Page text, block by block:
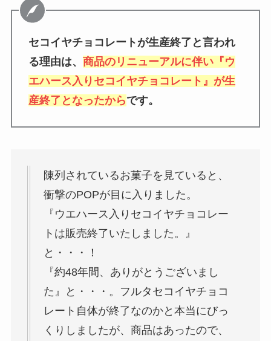
セコイヤチョコレートが生産終了と言われ
る理由は、 商品のリニューアルに伴い『ウ
エハース入りセコイヤチョコレート』が生
産終了となったからです。
陳列されているお菓子を見ていると、
衝撃のPOPが目に入りました。
『ウエハース入りセコイヤチョコレー
トは販売終了いたしました。』
と・・・！
『約48年間、ありがとうございまし
た』と・・・。フルタセコイヤチョコ
レート自体が終了なのかと本当にびっ
くりしましたが、商品はあったので、